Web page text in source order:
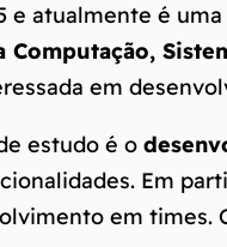
e atualmente é
Computação,
em
estudo é o
Em
em times.